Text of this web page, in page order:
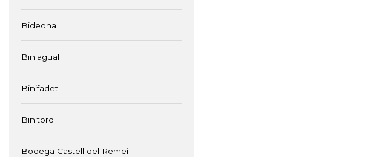
Bideona
Biniagual
Binifadet
Binitord
Bodega Castell del Remei